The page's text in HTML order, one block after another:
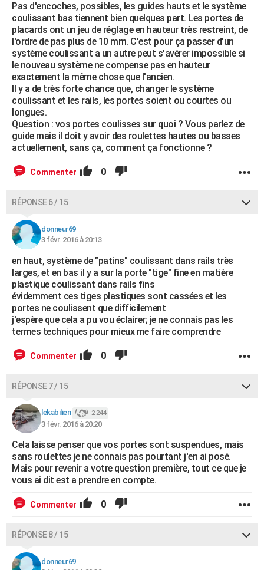
Pas d'encoches, possibles, les guides hauts et le système
coulissant bas tiennent bien quelques part. Les portes de
placards ont un jeu de réglage en hauteur très restreint, de
l'ordre de pas plus de 10 mm. C'est pour ça passer d'un
système coulissant a un autre peut s'avérer impossible si
le nouveau système ne compense pas en hauteur
exactement la même chose que l'ancien.
Il y a de très forte chance que, changer le système
coulissant et les rails, les portes soient ou courtes ou
longues.
Question : vos portes coulisses sur quoi ? Vous parlez de
guide mais il doit y avoir des roulettes hautes ou basses
actuellement, sans ça, comment ça fonctionne ?
Commenter 0
RÉPONSE 6 / 15
donneur69
3 févr. 2016 à 20:13
en haut, système de "patins" coulissant dans rails très
larges, et en bas il y a sur la porte "tige" fine en matière
plastique coulissant dans rails fins
évidemment ces tiges plastiques sont cassées et les
portes ne coulissent que difficilement
j'espère que cela a pu vou éclairer; je ne connais pas les
termes techniques pour mieux me faire comprendre
Commenter 0
RÉPONSE 7 / 15
lekabilien 2 244
3 févr. 2016 à 20:20
Cela laisse penser que vos portes sont suspendues, mais
sans roulettes je ne connais pas pourtant j'en ai posé.
Mais pour revenir a votre question première, tout ce que je
vous ai dit est a prendre en compte.
Commenter 0
RÉPONSE 8 / 15
donneur69